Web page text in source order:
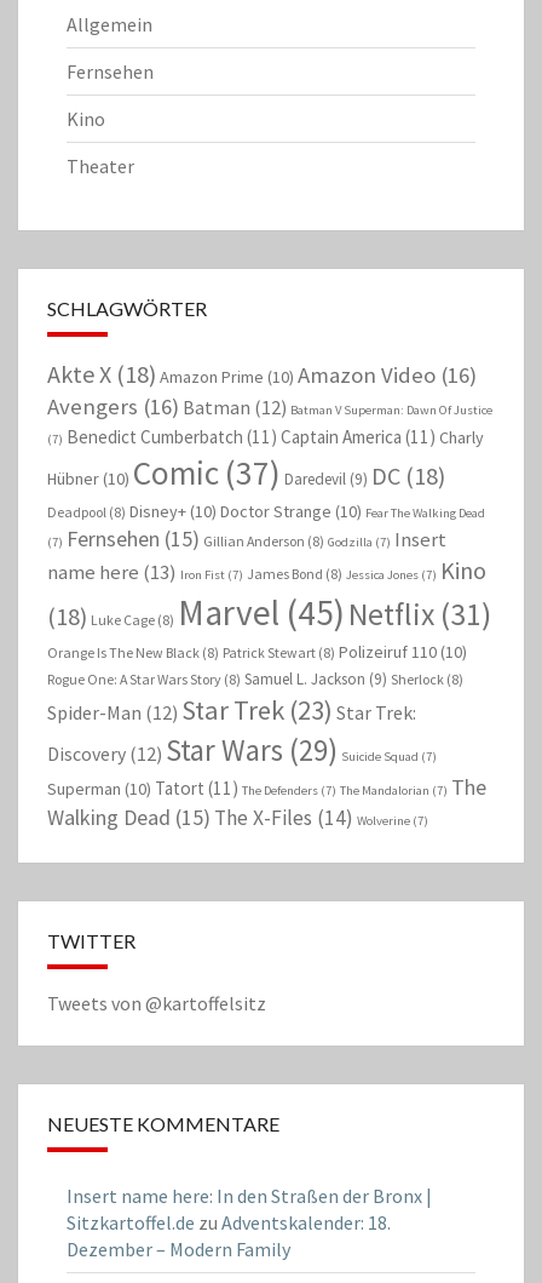
Allgemein
Fernsehen
Kino
Theater
SCHLAGWÖRTER
Akte X (18) Amazon Prime (10) Amazon Video (16)
Avengers (16) Batman (12) Batman V Superman: Dawn Of Justice
(7) Benedict Cumberbatch (11) Captain America (11) Charly
Hübner (10) Comic (37) Daredevil (9) DC (18)
Deadpool (8) Disney+ (10) Doctor Strange (10) Fear The Walking Dead
(7) Fernsehen (15) Gillian Anderson (8) Godzilla (7) Insert
name here (13) Iron Fist (7) James Bond (8) Jessica Jones (7) Kino
(18) Luke Cage (8) Marvel (45) Netflix (31)
Orange Is The New Black (8) Patrick Stewart (8) Polizeiruf 110 (10)
Rogue One: A Star Wars Story (8) Samuel L. Jackson (9) Sherlock (8)
Spider-Man (12) Star Trek (23) Star Trek:
Discovery (12) Star Wars (29) Suicide Squad (7)
Superman (10) Tatort (11) The Defenders (7) The Mandalorian (7) The
Walking Dead (15) The X-Files (14) Wolverine (7)
TWITTER
Tweets von @kartoffelsitz
NEUESTE KOMMENTARE
Insert name here: In den Straßen der Bronx |
Sitzkartoffel.de zu Adventskalender: 18.
Dezember – Modern Family